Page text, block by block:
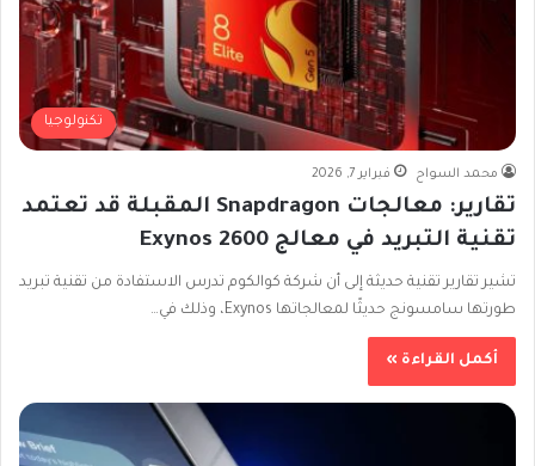
تكنولوجيا
محمد السواح فبراير 7, 2026
تقارير: معالجات Snapdragon المقبلة قد تعتمد
تقنية التبريد في معالج Exynos 2600
تشير تقارير تقنية حديثة إلى أن شركة كوالكوم تدرس الاستفادة من تقنية تبريد
طورتها سامسونج حديثًا لمعالجاتها Exynos، وذلك في…
أكمل القراءة »